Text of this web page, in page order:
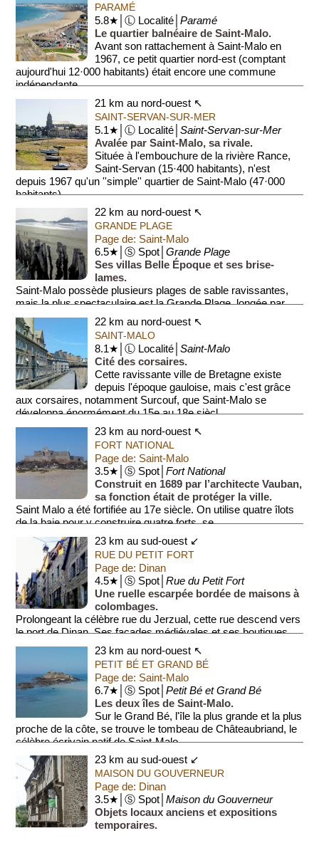
PARAMÉ
5.8★│Ⓛ Localité│Paramé
Le quartier balnéaire de Saint-Malo.
Avant son rattachement à Saint-Malo en
1967, ce petit quartier nord-est (comptant
aujourd'hui 12·000 habitants) était encore une commune
indépendante.
21 km au nord-ouest ↖
SAINT-SERVAN-SUR-MER
5.1★│Ⓛ Localité│Saint-Servan-sur-Mer
Avalée par Saint-Malo, sa rivale.
Située à l'embouchure de la rivière Rance,
Saint-Servan (15·400 habitants), n'est
depuis 1967 qu'un ''simple'' quartier de Saint-Malo (47·000
habitants).
L'...
22 km au nord-ouest ↖
GRANDE PLAGE
Page de: Saint-Malo
6.5★│Ⓢ Spot│Grande Plage
Ses villas Belle Époque et ses brise-
lames.
Saint-Malo possède plusieurs plages de sable ravissantes,
mais la plus spectaculaire est la Grande Plage, longée par
une digue-promenade de près de 2 km ...
22 km au nord-ouest ↖
SAINT-MALO
8.1★│Ⓛ Localité│Saint-Malo
Cité des corsaires.
Cette ravissante ville de Bretagne existe
depuis l'époque gauloise, mais c'est grâce
aux corsaires, notamment Surcouf, que Saint-Malo se
développa énormément du 15e au 18e siècl...
23 km au nord-ouest ↖
FORT NATIONAL
Page de: Saint-Malo
3.5★│Ⓢ Spot│Fort National
Construit en 1689 par l’architecte Vauban,
sa fonction était de protéger la ville.
Saint Malo a été fortifiée au 17e siècle. On utilise quatre îlots
de la baie pour y construire quatre forts, se...
23 km au sud-ouest ↙
RUE DU PETIT FORT
Page de: Dinan
4.5★│Ⓢ Spot│Rue du Petit Fort
Une ruelle escarpée bordée de maisons à
colombages.
Prolongeant la célèbre rue du Jerzual, cette rue descend vers
le port de Dinan. Ses façades médiévales et ses boutiques
d'artisans d'art en fon...23 km au nord-ouest ↖
PETIT BÉ ET GRAND BÉ
Page de: Saint-Malo
6.7★│Ⓢ Spot│Petit Bé et Grand Bé
Les deux îles de Saint-Malo.
Sur le Grand Bé, l'île la plus grande et la plus
proche de la côte, se trouve le tombeau de Châteaubriand, le
célèbre écrivain natif de Saint-Malo.
Sur le Petit ...
23 km au sud-ouest ↙
MAISON DU GOUVERNEUR
Page de: Dinan
3.5★│Ⓢ Spot│Maison du Gouverneur
Objets locaux anciens et expositions
temporaires.